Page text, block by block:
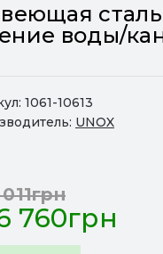
воды/
1061-10613
UNOX
760грн